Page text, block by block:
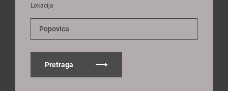
Lokacija
Popovica
Pretraga